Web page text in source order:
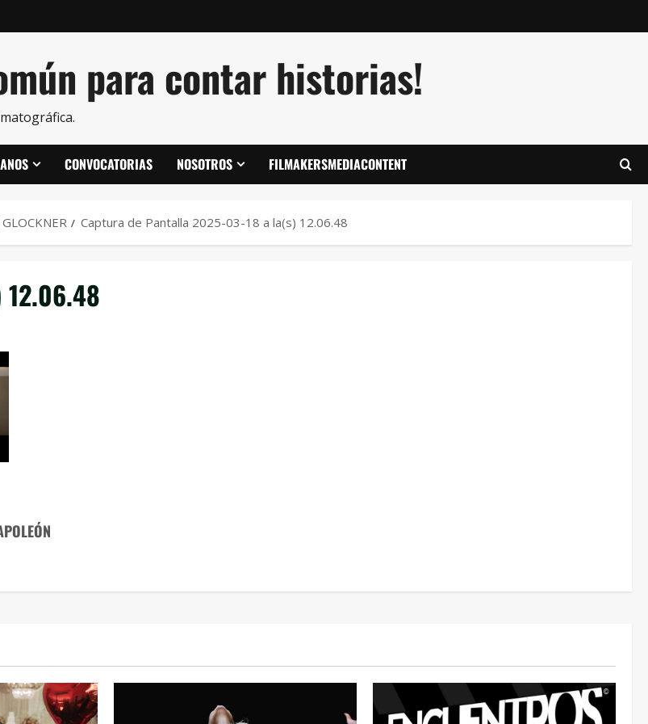
para contar historias!
CONVOCATORIAS NOSOTROS FILMAKERSMEDIACONTENT
Captura de Pantalla 2025-03-18 a la(s) 12.06.48